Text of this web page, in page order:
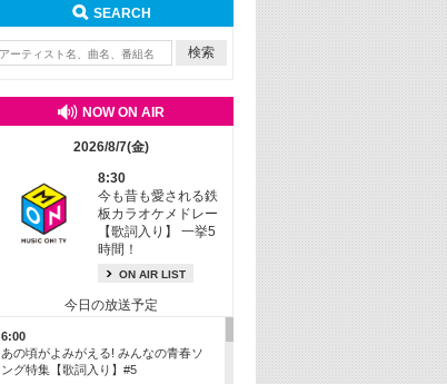
SEARCH
NOW ON AIR
2026/8/7(金)
8:30
今も昔も愛される鉄
板カラオケメドレー
【歌詞入り】 一挙5
時間！
ON AIR LIST
今日の放送予定
6:00
あの頃がよみがえる! みんなの青春ソ
ング特集【歌詞入り】#5